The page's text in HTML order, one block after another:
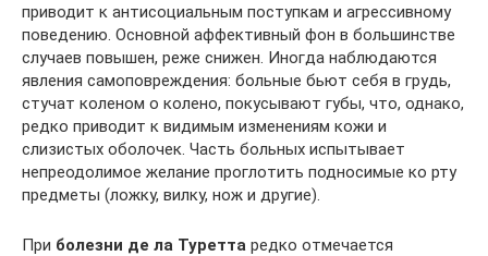
приводит к антисоциальным поступкам и агрессивному
поведению. Основной аффективный фон в большинстве
случаев повышен, реже снижен. Иногда наблюдаются
явления самоповреждения: больные бьют себя в грудь,
стучат коленом о колено, покусывают губы, что, однако,
редко приводит к видимым изменениям кожи и
слизистых оболочек. Часть больных испытывает
непреодолимое желание проглотить подносимые ко рту
предметы (ложку, вилку, нож и другие).
При болезни де ла Туретта редко отмечается